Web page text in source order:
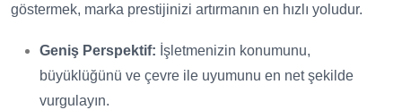
göstermek, marka prestijinizi artırmanın en hızlı yoludur.
Geniş Perspektif: İşletmenizin konumunu,
büyüklüğünü ve çevre ile uyumunu en net şekilde
vurgulayın.